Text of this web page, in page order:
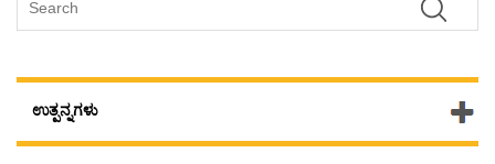
ಉತ್ಪನ್ನಗಳು